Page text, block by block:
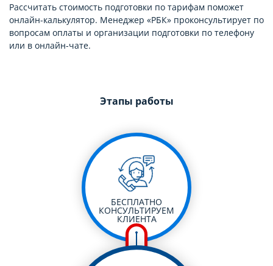
Рассчитать стоимость подготовки по тарифам поможет
онлайн-калькулятор. Менеджер «РБК» проконсультирует по
вопросам оплаты и организации подготовки по телефону
или в онлайн-чате.
Этапы работы
БЕСПЛАТНО
КОНСУЛЬТИРУЕМ
КЛИЕНТА